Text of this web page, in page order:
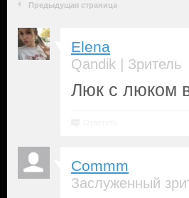
Предыдущая страница
Elena
Qandik | Зритель
Люк с люком
Commm
Заслуженный